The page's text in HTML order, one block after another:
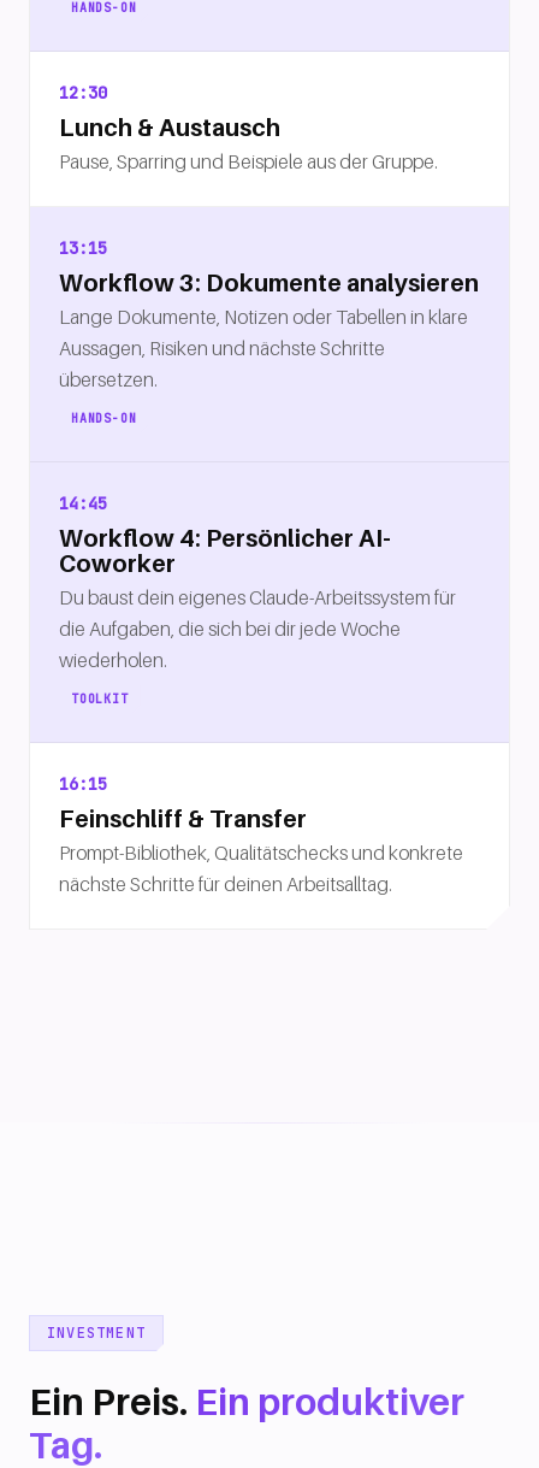
HANDS-ON
12:30
Lunch & Austausch
Pause, Sparring und Beispiele aus der Gruppe.
13:15
Workflow 3: Dokumente analysieren
Lange Dokumente, Notizen oder Tabellen in klare
Aussagen, Risiken und nächste Schritte
übersetzen.
HANDS-ON
14:45
Workflow 4: Persönlicher AI-
Coworker
Du baust dein eigenes Claude-Arbeitssystem für
die Aufgaben, die sich bei dir jede Woche
wiederholen.
TOOLKIT
16:15
Feinschliff & Transfer
Prompt-Bibliothek, Qualitätschecks und konkrete
nächste Schritte für deinen Arbeitsalltag.
INVESTMENT
Ein Preis. Ein produktiver
Tag.